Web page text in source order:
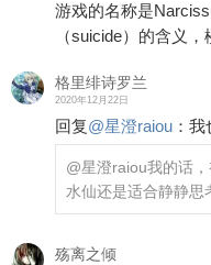
游戏的名称是
（suicide）的含义
格里绯诗罗兰
2020年12月22日
回复@星澄raiou ： 我
@星澄raiou我的话
水仙还是适合静静思
殇离之倾